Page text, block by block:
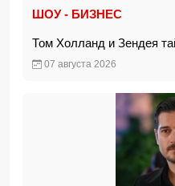
ШОУ - БИЗНЕС
Том Холланд и Зендея
07 августа 2026